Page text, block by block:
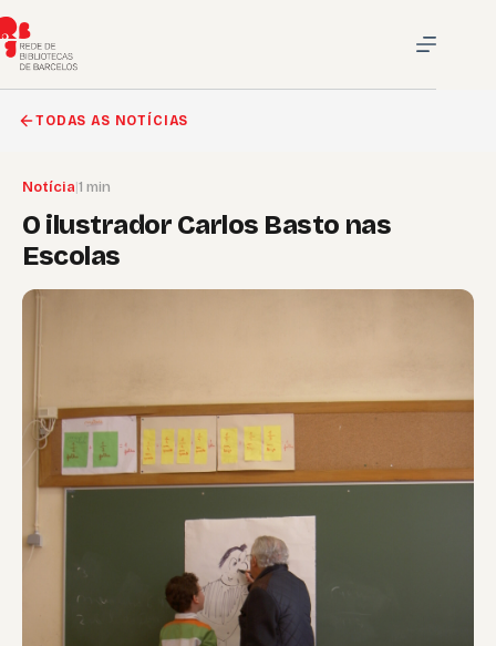
para
o
conteúdo
TODAS AS NOTÍCIAS
Notícia|1 min
O ilustrador Carlos Basto nas
Escolas